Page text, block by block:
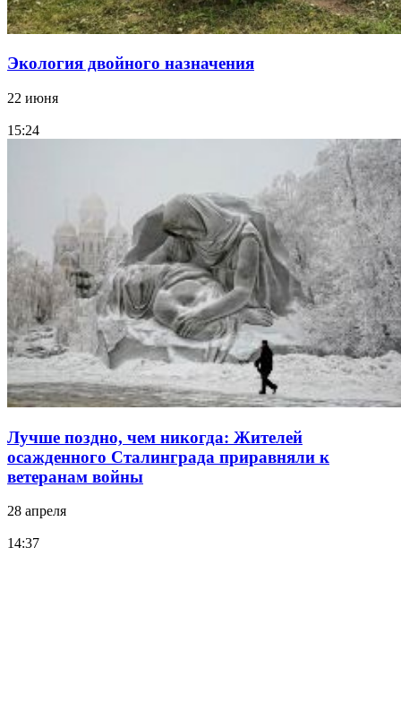
Экология двойного назначения
22 июня
15:24
Лучше поздно, чем никогда: Жителей
осажденного Сталинграда приравняли к
ветеранам войны
28 апреля
14:37